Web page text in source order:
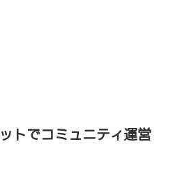
トでコミュニティ運営